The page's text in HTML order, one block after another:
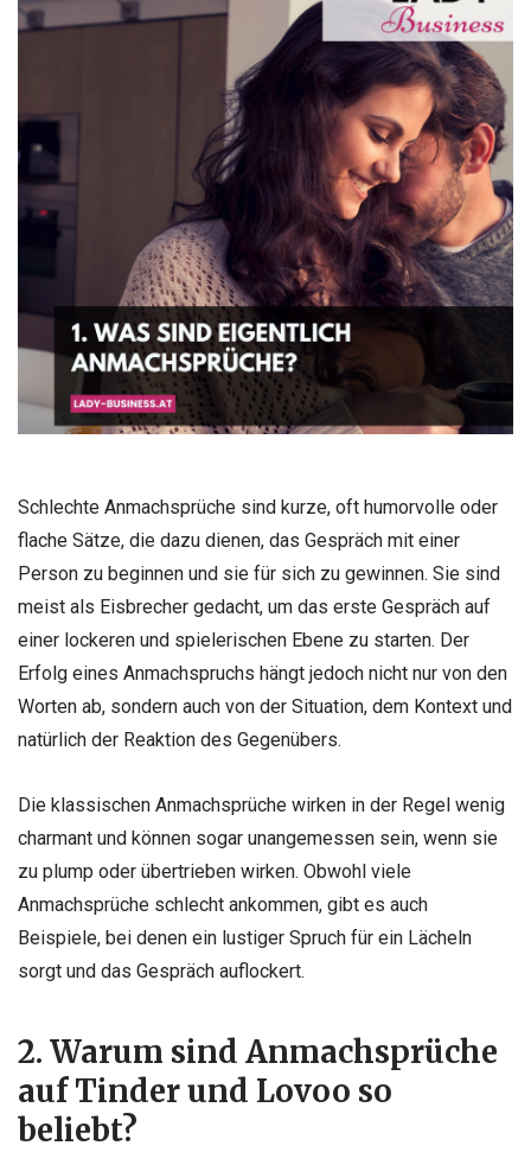
Schlechte Anmachsprüche sind kurze, oft humorvolle oder
flache Sätze, die dazu dienen, das Gespräch mit einer
Person zu beginnen und sie für sich zu gewinnen. Sie sind
meist als Eisbrecher gedacht, um das erste Gespräch auf
einer lockeren und spielerischen Ebene zu starten. Der
Erfolg eines Anmachspruchs hängt jedoch nicht nur von den
Worten ab, sondern auch von der Situation, dem Kontext und
natürlich der Reaktion des Gegenübers.
Die klassischen Anmachsprüche wirken in der Regel wenig
charmant und können sogar unangemessen sein, wenn sie
zu plump oder übertrieben wirken. Obwohl viele
Anmachsprüche schlecht ankommen, gibt es auch
Beispiele, bei denen ein lustiger Spruch für ein Lächeln
sorgt und das Gespräch auflockert.
2. Warum sind Anmachsprüche
auf Tinder und Lovoo so
beliebt?